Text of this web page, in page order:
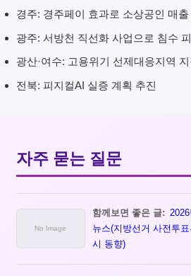
경주: 경주페이 효과로 소상공인 매
광주: 서방천 직선화 사업으로 침수
광산·여수: 고용위기 선제대응지역 지
전북: 피지컬AI 실증 계획 추진
자주 묻는 질문
함께보면 좋은 글:
뉴스(지방선거 사전투
시 동향)